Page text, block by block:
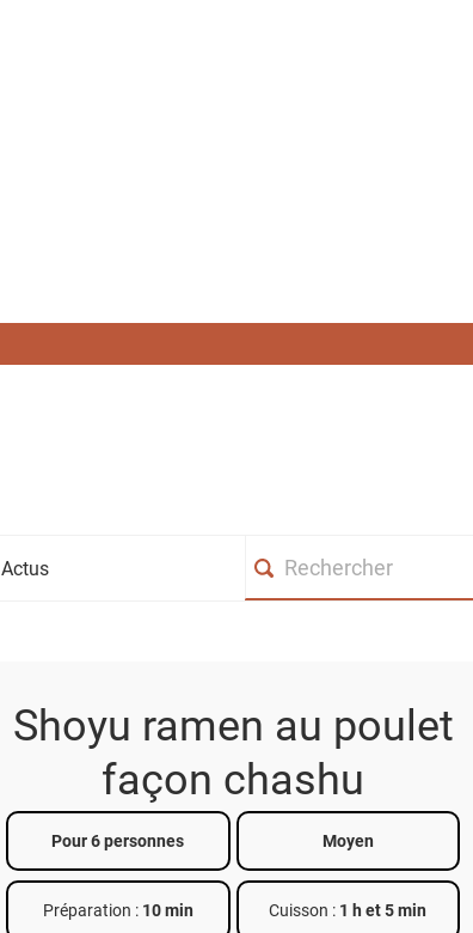
Actus
Shoyu ramen au poulet
façon chashu
Pour 6 personnes Moyen
Préparation : 10 min Cuisson : 1 h et 5 min